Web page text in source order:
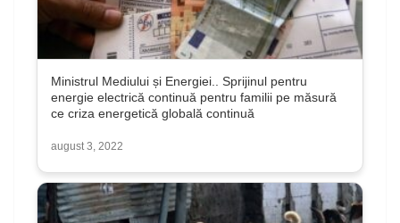
Ministrul Mediului și Energiei.. Sprijinul pentru
energie electrică continuă pentru familii pe măsură
ce criza energetică globală continuă
august 3, 2022